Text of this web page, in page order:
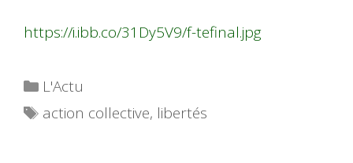
https://i.ibb.co/31Dy5V9/f-tefinal.jpg
Catégories
L'Actu
Étiquettes
action collective, libertés